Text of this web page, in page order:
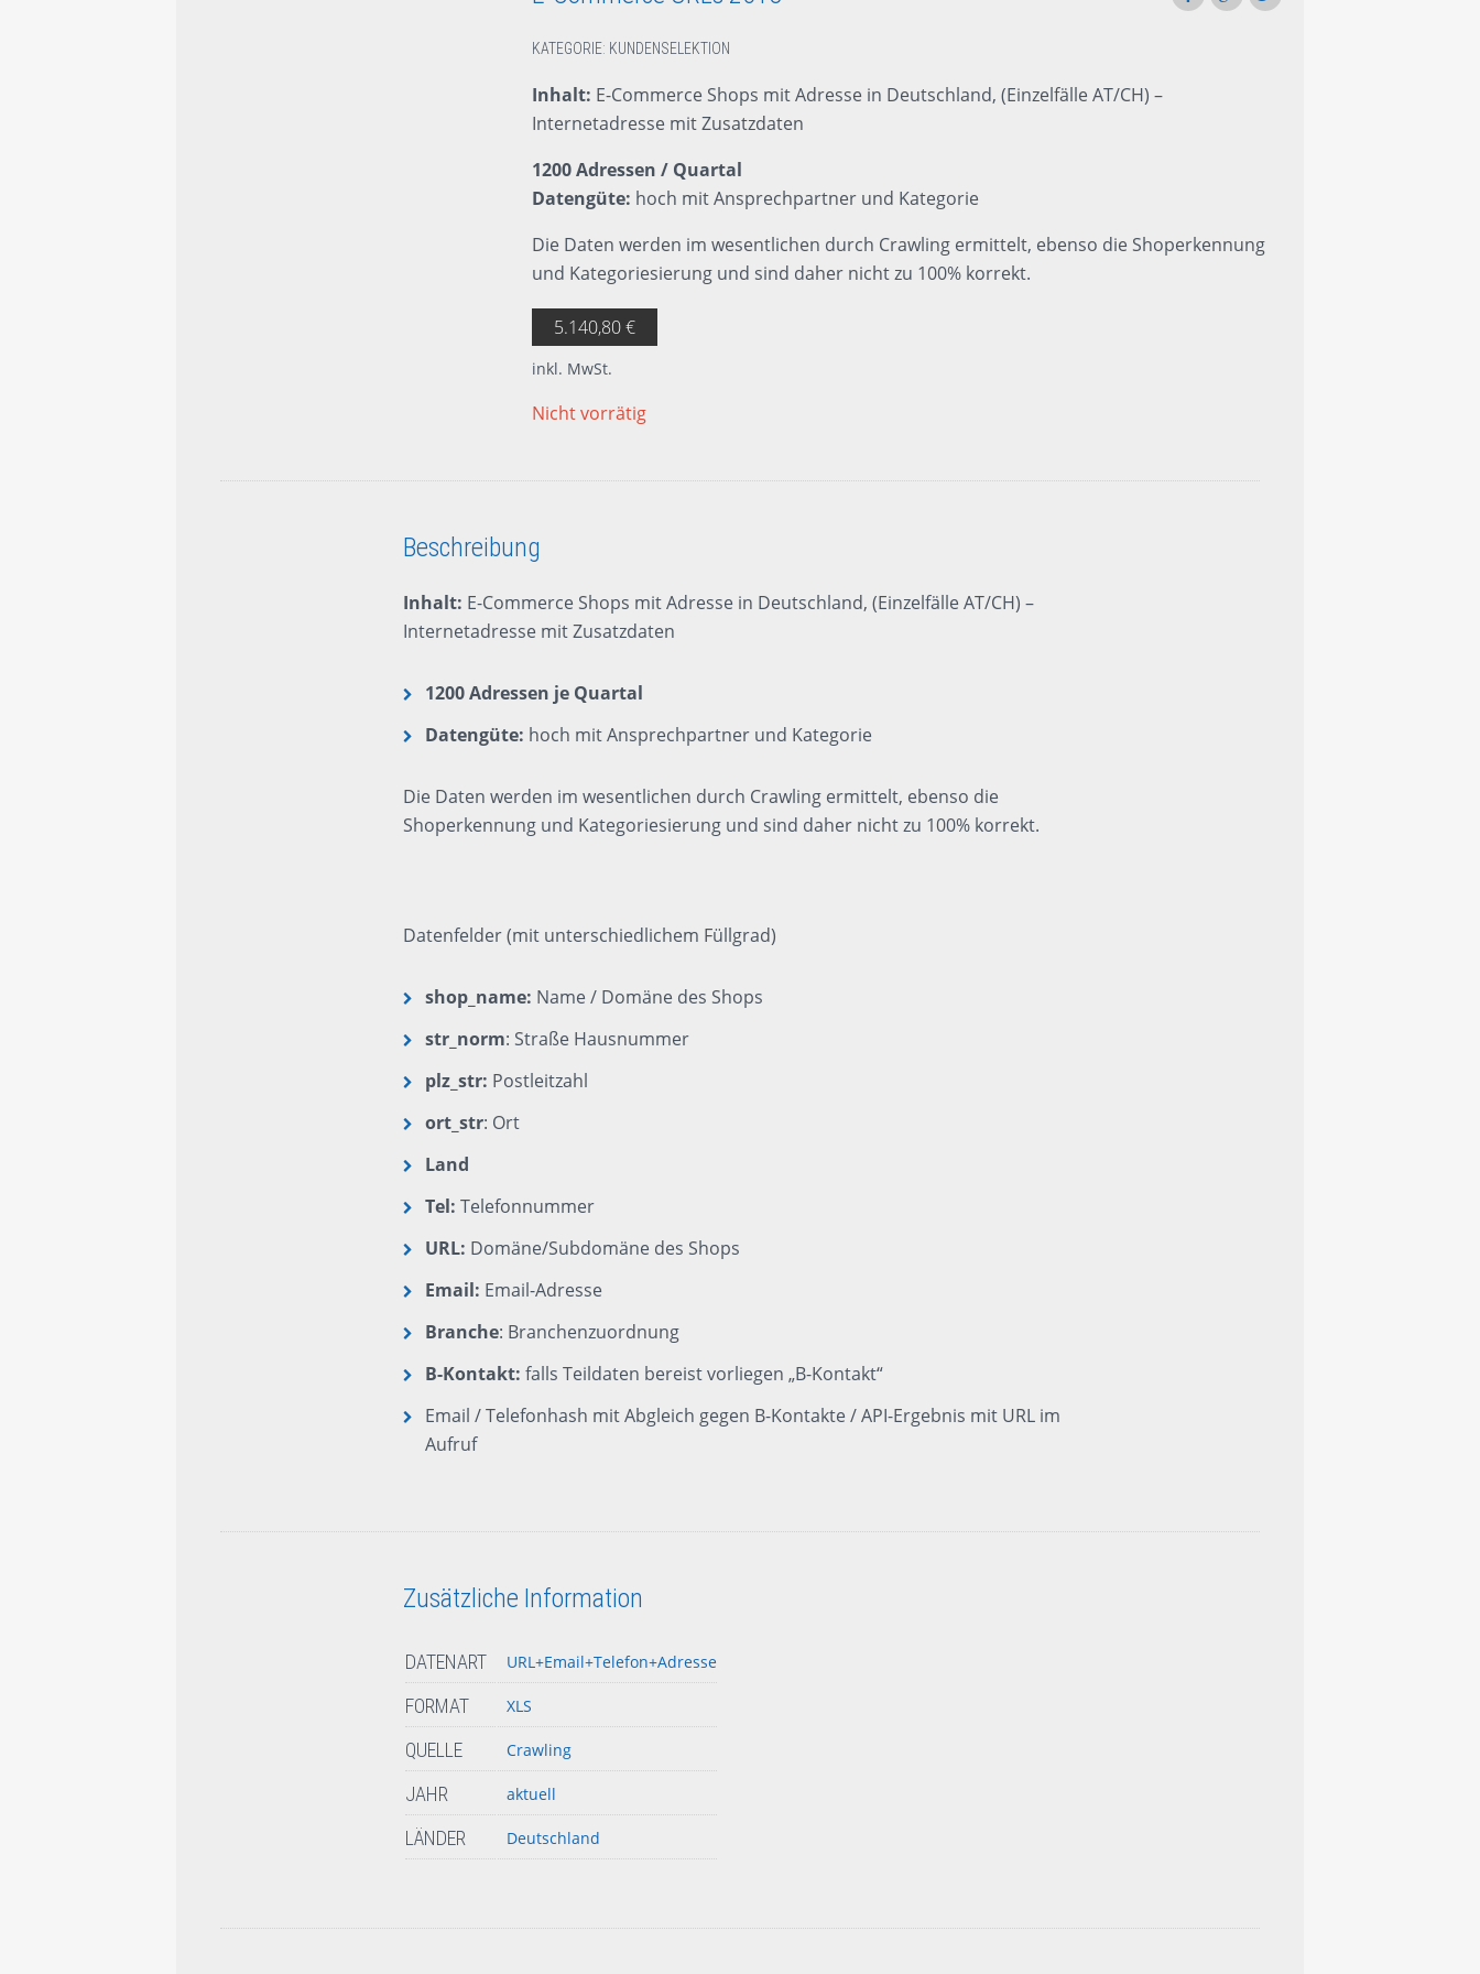
KATEGORIE: KUNDENSELEKTION
Inhalt: E-Commerce Shops mit Adresse in Deutschland, (Einzelfälle AT/CH) –
Internetadresse mit Zusatzdaten
1200 Adressen / Quartal
Datengüte: hoch mit Ansprechpartner und Kategorie
Die Daten werden im wesentlichen durch Crawling ermittelt, ebenso die Shoperkennung
und Kategoriesierung und sind daher nicht zu 100% korrekt.
5.140,80€
inkl. MwSt.
Nicht vorrätig
Beschreibung
Inhalt: E-Commerce Shops mit Adresse in Deutschland, (Einzelfälle AT/CH) –
Internetadresse mit Zusatzdaten
1200 Adressen je Quartal
Datengüte: hoch mit Ansprechpartner und Kategorie
Die Daten werden im wesentlichen durch Crawling ermittelt, ebenso die
Shoperkennung und Kategoriesierung und sind daher nicht zu 100% korrekt.
Datenfelder (mit unterschiedlichem Füllgrad)
shop_name: Name / Domäne des Shops
str_norm: Straße Hausnummer
plz_str: Postleitzahl
ort_str: Ort
Land
Tel: Telefonnummer
URL: Domäne/Subdomäne des Shops
Email: Email-Adresse
Branche: Branchenzuordnung
B-Kontakt:falls Teildaten bereist vorliegen „B-Kontakt“
Email / Telefonhash mit Abgleich gegen B-Kontakte / API-Ergebnis mit URL im
Aufruf
Zusätzliche Information
DATENART URL+Email+Telefon+Adresse
FORMAT XLS
QUELLE Crawling
JAHR aktuell
LÄNDER Deutschland